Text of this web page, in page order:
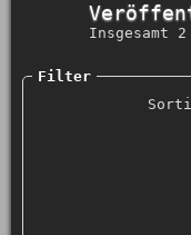
Insgesamt
Filter